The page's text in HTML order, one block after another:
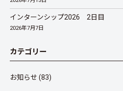
インターンシップ2026 2日目
2026年7月7日
カテゴリー
お知らせ (83)